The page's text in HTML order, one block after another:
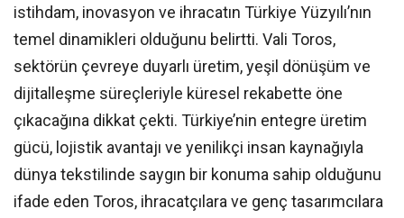
istihdam, inovasyon ve ihracatın Türkiye Yüzyılı’nın
temel dinamikleri olduğunu belirtti. Vali Toros,
sektörün çevreye duyarlı üretim, yeşil dönüşüm ve
dijitalleşme süreçleriyle küresel rekabette öne
çıkacağına dikkat çekti. Türkiye’nin entegre üretim
gücü, lojistik avantajı ve yenilikçi insan kaynağıyla
dünya tekstilinde saygın bir konuma sahip olduğunu
ifade eden Toros, ihracatçılara ve genç tasarımcılara